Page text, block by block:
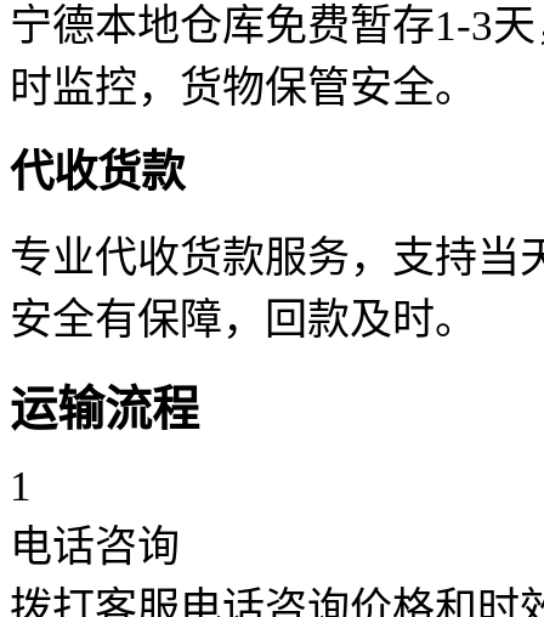
宁德本地仓库免费暂存1-3
时监控，货物保管安全。
代收货款
专业代收货款服务，支持当
安全有保障，回款及时。
运输流程
1
电话咨询